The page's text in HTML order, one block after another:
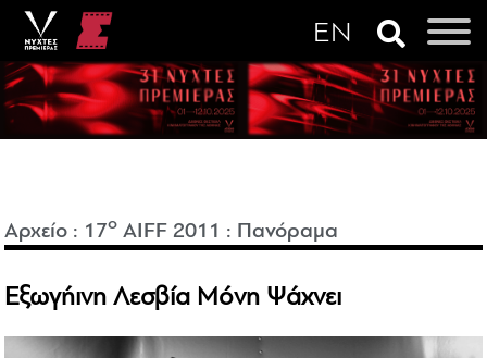
Αρχείο : 17o AIFF 2011 : Πανόραμα
Εξωγήινη Λεσβία Μόνη Ψάχνει